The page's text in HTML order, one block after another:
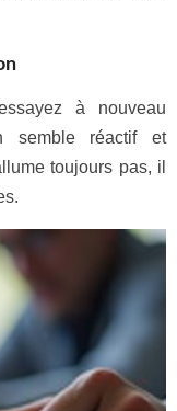
à nouveau
semble réactif et
toujours pas, il